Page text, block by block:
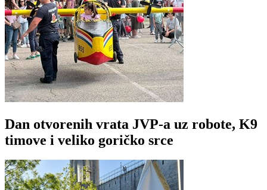
Dan otvorenih vrata JVP-a uz robote, K9
timove i veliko goričko srce